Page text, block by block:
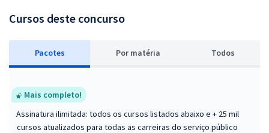
Cursos deste concurso
Pacotes Por matéria Todos
Mais completo!
Assinatura ilimitada: todos os cursos listados abaixo e + 25 mil
cursos atualizados para todas as carreiras do serviço público